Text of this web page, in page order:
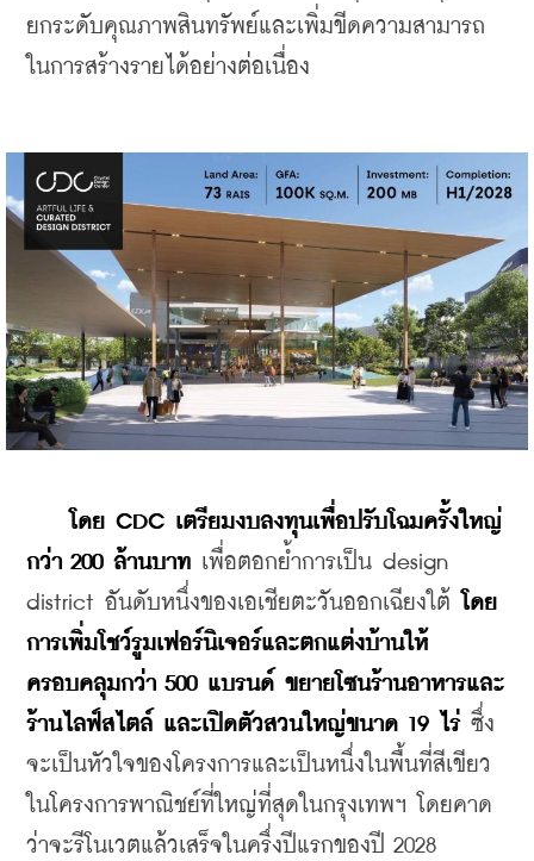
ยกระดับคุณภาพสินทรัพย์และเพิ่มขีดความสามารถ
ในการสร้างรายได้อย่างต่อเนื่อง
โดย CDC เตรียมงบลงทุนเพื่อปรับโฉมครั้งใหญ่
กว่า 200 ล้านบาท เพื่อตอกย้ำการเป็น design
district อันดับหนึ่งของเอเชียตะวันออกเฉียงใต้ โดย
การเพิ่มโชว์รูมเฟอร์นิเจอร์และตกแต่งบ้านให้
ครอบคลุมกว่า 500 แบรนด์ ขยายโซนร้านอาหารและ
ร้านไลฟ์สไตล์ และเปิดตัวสวนใหญ่ขนาด 19 ไร่ ซึ่ง
จะเป็นหัวใจของโครงการและเป็นหนึ่งในพื้นที่สีเขียว
ในโครงการพาณิชย์ที่ใหญ่ที่สุดในกรุงเทพฯ โดยคาด
ว่าจะรีโนเวตแล้วเสร็จในครึ่งปีแรกของปี 2028